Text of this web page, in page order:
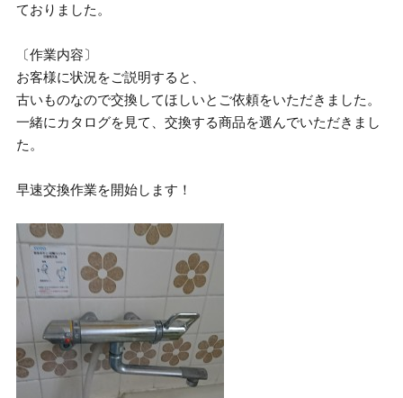
ておりました。
〔作業内容〕
お客様に状況をご説明すると、
古いものなので交換してほしいとご依頼をいただきました。
一緒にカタログを見て、交換する商品を選んでいただきまし
た。
早速交換作業を開始します！